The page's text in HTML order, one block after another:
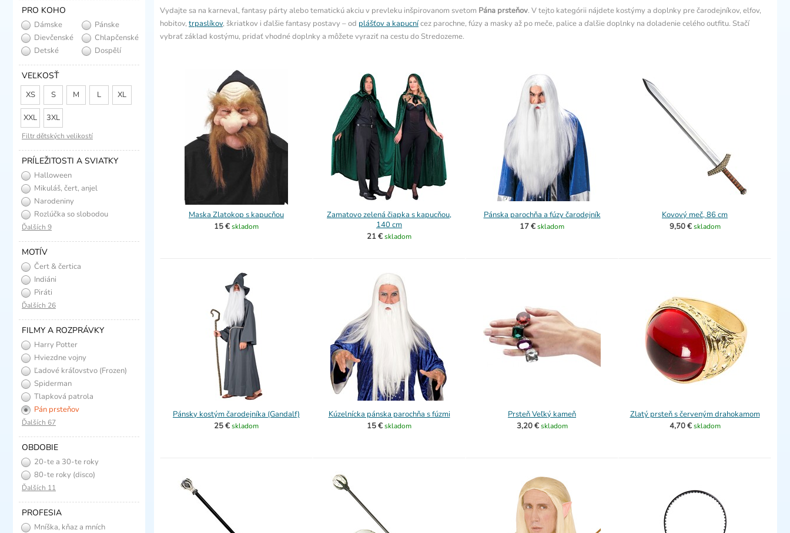
Vydajte sa na karneval, fantasy párty alebo tematickú akciu v prevleku inšpirovanom svetom Pána prsteňov. V tejto kategórii nájdete kostýmy a doplnky pre čarodejníkov, elfov,
hobitov, trpaslíkov, škriatkov i ďalšie fantasy postavy – od plášťov a kapucnícez parochne, fúzy a masky až po meče, palice a ďalšie doplnky na doladenie celého outfitu. Stačí
vybrať základ kostýmu, pridať vhodné doplnky a môžete vyraziť na cestu do Stredozeme.
Maska Zlatokop s kapucňou
15 €skladom
Zamatovo zelená čiapka s kapucňou,
140 cm
21 €skladom
Pánska parochňa a fúzy čarodejník
17 €skladom
Kovový meč, 86 cm
9,50 € skladom
Pánsky kostým čarodejníka (Gandalf)
25 €skladom
Kúzelnícka pánska parochňa s fúzmi
15 €skladom
Prsteň Veľký kameň
3,20 € skladom
Zlatý prsteň s červeným drahokamom
4,70 € skladom
PRO KOHO
Dámske
Pánske
Dievčenské
Chlapčenské
Detské
Dospělí
VEĽKOSŤ
XS S M L XL
XXL 3XL
Filtr dětských velikostí
PRÍLEŽITOSTI A SVIATKY
Halloween
Mikuláš, čert, anjel
Narodeniny
Rozlúčka so slobodou
Ďalších 9
MOTÍV
Čert & čertica
Indiáni
Piráti
Ďalších 26
FILMY A ROZPRÁVKY
Harry Potter
Hviezdne vojny
Ľadové kráľovstvo (Frozen)
Spiderman
Tlapková patrola
Pán prsteňov
Ďalších 67
OBDOBIE
20-te a 30-te roky
(charleston)
80-te roky (disco)
Ďalších 11
PROFESIA
Mníška, kňaz a mních